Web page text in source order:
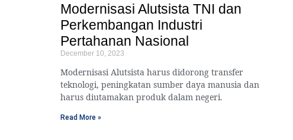
Modernisasi Alutsista TNI dan
Perkembangan Industri
Pertahanan Nasional
December 10, 2023
Modernisasi Alutsista harus didorong transfer
teknologi, peningkatan sumber daya manusia dan
harus diutamakan produk dalam negeri.
Read More »